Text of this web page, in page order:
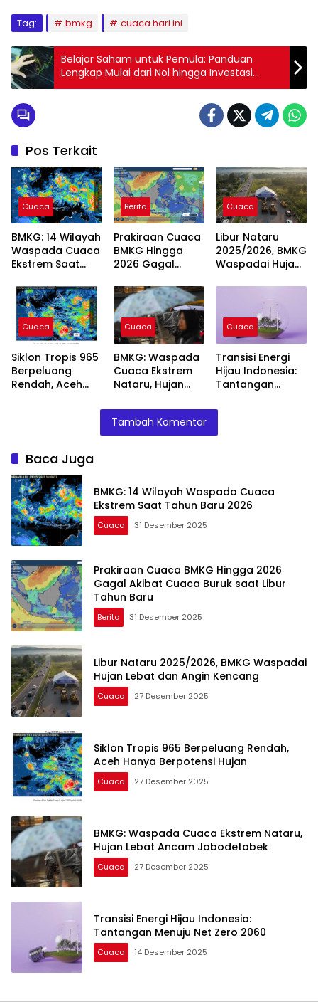
Tag: bmkg cuaca hari ini
Belajar Saham untuk Pemula: Panduan
Lengkap Mulai dari Nol hingga Investasi
Cerdas
Pos Terkait
Cuaca
BMKG: 14 Wilayah
Waspada Cuaca
Ekstrem Saat
Berita
Prakiraan Cuaca
BMKG Hingga
2026 Gagal
Buruk saat Libur
Tahun Baru
Cuaca
Libur Nataru
2025/2026, BMKG
Waspadai Hujan
Kencang
Cuaca
Siklon Tropis 965
Berpeluang
Rendah, Aceh
Cuaca
BMKG: Waspada
Cuaca Ekstrem
Nataru, Hujan
Jabodetabek
Cuaca
Transisi Energi
Hijau Indonesia:
Tantangan
2060
Tambah Komentar
Baca Juga
BMKG: 14 Wilayah Waspada Cuaca
Ekstrem Saat Tahun Baru 2026
Cuaca 31 Desember 2025
Prakiraan Cuaca BMKG Hingga 2026
Gagal Akibat Cuaca Buruk saat Libur
Tahun Baru
Berita 31 Desember 2025
Libur Nataru 2025/2026, BMKG Waspadai
Hujan Lebat dan Angin Kencang
Cuaca 27 Desember 2025
Siklon Tropis 965 Berpeluang Rendah,
Aceh Hanya Berpotensi Hujan
Cuaca 27 Desember 2025
BMKG: Waspada Cuaca Ekstrem Nataru,
Hujan Lebat Ancam Jabodetabek
Cuaca 27 Desember 2025
Transisi Energi Hijau Indonesia:
Tantangan Menuju Net Zero 2060
Cuaca 14 Desember 2025